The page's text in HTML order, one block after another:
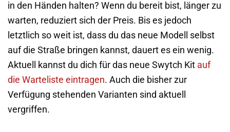
in den Händen halten? Wenn du bereit bist, länger zu
warten, reduziert sich der Preis. Bis es jedoch
letztlich so weit ist, dass du das neue Modell selbst
auf die Straße bringen kannst, dauert es ein wenig.
Aktuell kannst du dich für das neue Swytch Kit auf
die Warteliste eintragen. Auch die bisher zur
Verfügung stehenden Varianten sind aktuell
vergriffen.